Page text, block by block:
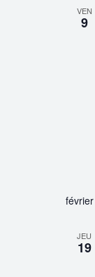
VEN
9
JEU
19